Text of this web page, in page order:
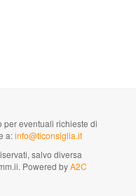
sostituire le batterie?
l'usura dei dispositivi
per eventuali richieste di
a:info@ticonsiglia.it
salvo diversa
Powered byA2C